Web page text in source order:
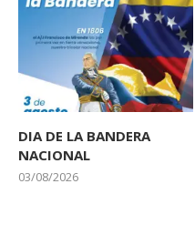
DIA DE LA BANDERA
NACIONAL
03/08/2026